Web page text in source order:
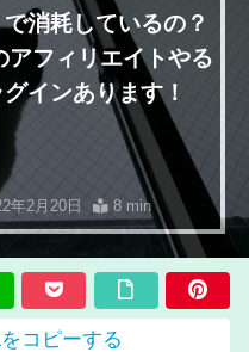
消耗しているの？
フィリエイトやる
インあります！
年2月20日 8 min
コピーする